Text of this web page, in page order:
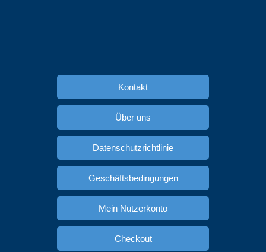
Kontakt
Über uns
Datenschutzrichtlinie
Geschäftsbedingungen
Mein Nutzerkonto
Checkout